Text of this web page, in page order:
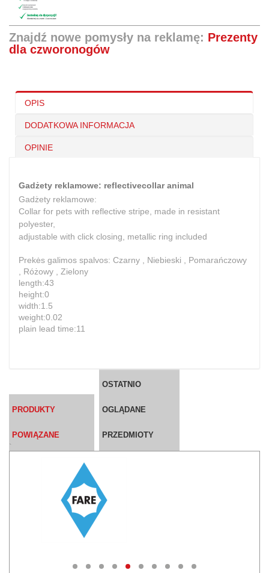
Znajdź nowe pomysły na reklamę: Prezenty
dla czworonogów
OPIS
DODATKOWA INFORMACJA
OPINIE
Gadżety reklamowe: reflectivecollar animal
Gadżety reklamowe:
Collar for pets with reflective stripe, made in resistant
polyester,
adjustable with click closing, metallic ring included
Prekės galimos spalvos: Czarny , Niebieski , Pomarańczowy
, Różowy , Zielony
length:43
height:0
width:1.5
weight:0.02
plain lead time:11
PRODUKTY
POWIĄZANE
OSTATNIO
OGLĄDANE
PRZEDMIOTY
`